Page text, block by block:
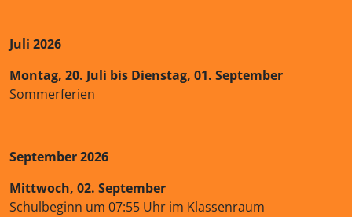
Juli 2026
Montag, 20. Juli bis Dienstag, 01. September
Sommerferien
September 2026
Mittwoch, 02. September
Schulbeginn um 07:55 Uhr im Klassenraum